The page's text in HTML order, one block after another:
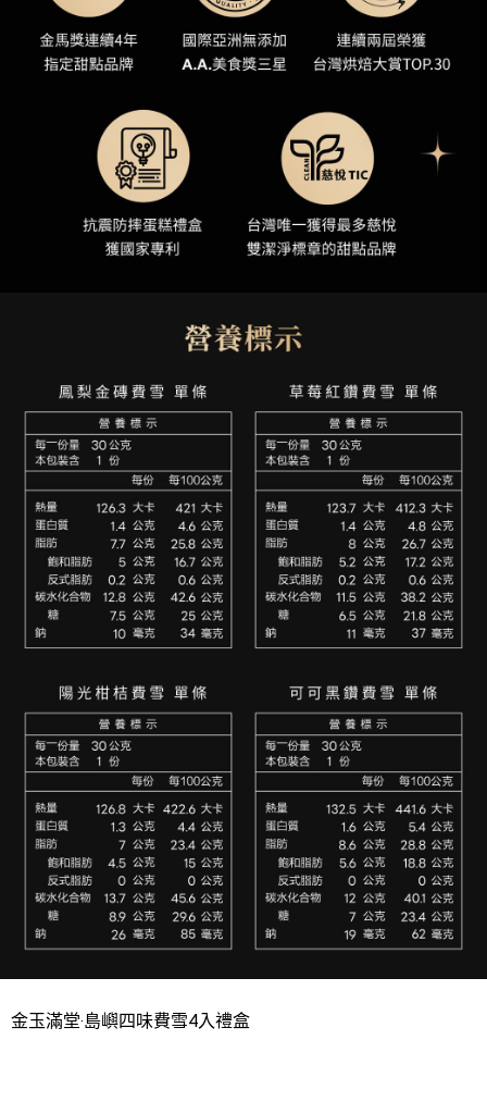
金玉滿堂‧島嶼四味費雪4入禮盒